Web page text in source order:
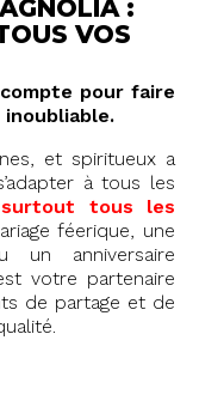
:
VOS
pour faire
et spiritueux a
à tous les
tous les
féerique, une
un anniversaire
votre partenaire
de partage et de